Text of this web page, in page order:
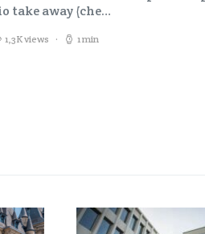
take away (che…
1,3K views 1 min